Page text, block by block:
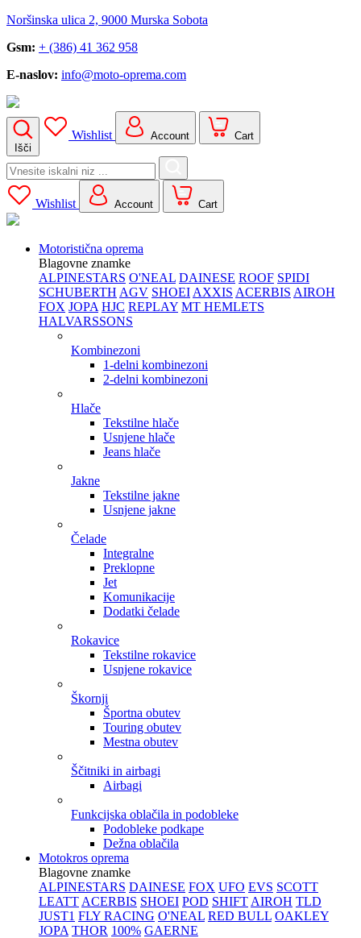
Noršinska ulica 2, 9000 Murska Sobota
Gsm: + (386) 41 362 958
E-naslov: info@moto-oprema.com
Išči
Wishlist Account Cart
Search
for:
Wishlist
Account Cart
Motoristična oprema
Blagovne znamke
ALPINESTARS O'NEAL DAINESE ROOF SPIDI
SCHUBERTH AGV SHOEI AXXIS ACERBIS AIROH
FOX JOPA HJC REPLAY MT HEMLETS
HALVARSSONS
Kombinezoni
1-delni kombinezoni
2-delni kombinezoni
Hlače
Tekstilne hlače
Usnjene hlače
Jeans hlače
Jakne
Tekstilne jakne
Usnjene jakne
Čelade
Integralne
Preklopne
Jet
Komunikacije
Dodatki čelade
Rokavice
Tekstilne rokavice
Usnjene rokavice
Škornji
Športna obutev
Touring obutev
Mestna obutev
Ščitniki in airbagi
Airbagi
Funkcijska oblačila in podobleke
Podobleke podkape
Dežna oblačila
Motokros oprema
Blagovne znamke
ALPINESTARS DAINESE FOX UFO EVS SCOTT
LEATT ACERBIS SHOEI POD SHIFT AIROH TLD
JUST1 FLY RACING O'NEAL RED BULL OAKLEY
JOPA THOR 100% GAERNE